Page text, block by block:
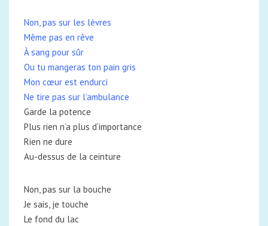
Non, pas sur les lèvres
Même pas en rêve
À sang pour sûr
Ou tu mangeras ton pain gris
Mon cœur est endurci
Ne tire pas sur l’ambulance
Garde la potence
Plus rien n’a plus d’importance
Rien ne dure
Au-dessus de la ceinture
Non, pas sur la bouche
Je sais, je touche
Le fond du lac